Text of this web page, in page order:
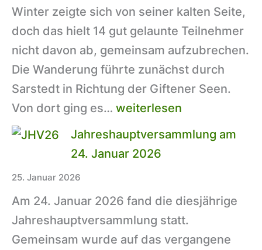
Winter zeigte sich von seiner kalten Seite,
doch das hielt 14 gut gelaunte Teilnehmer
nicht davon ab, gemeinsam aufzubrechen.
Die Wanderung führte zunächst durch
Sarstedt in Richtung der Giftener Seen.
Von dort ging es… Grünkohlwanderung
Junggesellenschaft
bei
eisigen
Temperaturen
weiterlesen
Jahreshauptversammlung am
24. Januar 2026
25. Januar 2026
Am 24. Januar 2026 fand die diesjährige
Jahreshauptversammlung statt.
Gemeinsam wurde auf das vergangene